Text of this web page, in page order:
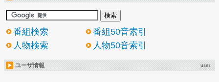
番組検索
番組50音索引
人物検索
人物50音索引
ユーザ情報 user